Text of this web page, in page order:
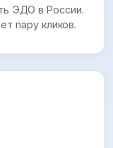
ЭДО в России.
пару кликов.